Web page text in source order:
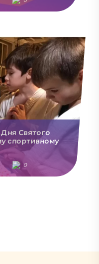
Святого
спортивному
0